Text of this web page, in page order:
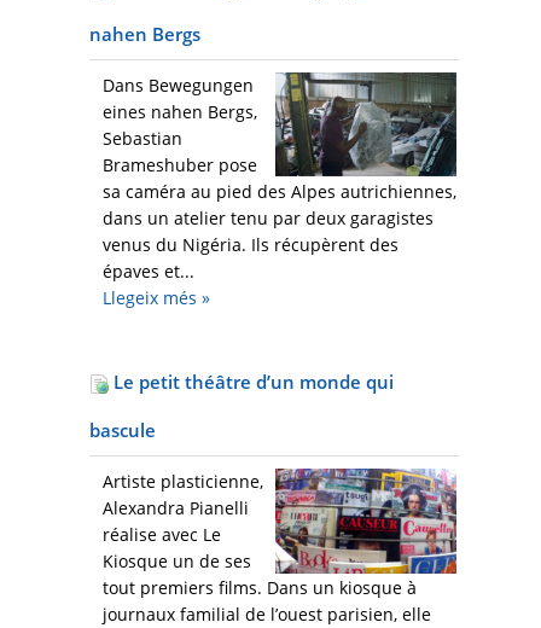
nahen Bergs
Dans Bewegungen
eines nahen Bergs,
Sebastian
Brameshuber pose
sa caméra au pied des Alpes autrichiennes,
dans un atelier tenu par deux garagistes
venus du Nigéria. Ils récupèrent des
épaves et...
Llegeix més »
Le petit théâtre d’un monde qui
bascule
Artiste plasticienne,
Alexandra Pianelli
réalise avec Le
Kiosque un de ses
tout premiers films. Dans un kiosque à
journaux familial de l’ouest parisien, elle